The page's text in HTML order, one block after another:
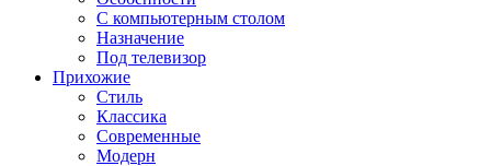
С компьютерным столом
Назначение
Под телевизор
Прихожие
Стиль
Классика
Современные
Модерн